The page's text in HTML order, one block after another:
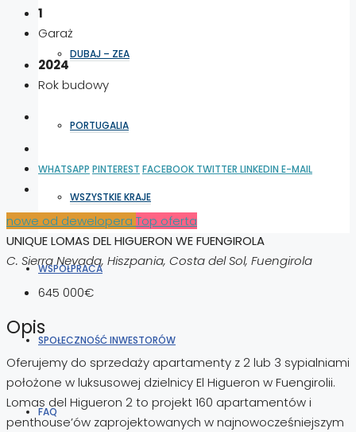
DUBAJ – ZEA
PORTUGALIA
WSZYSTKIE KRAJE
WSPÓŁPRACA
SPOŁECZNOŚĆ INWESTORÓW
FAQ
1
Garaż
2024
Rok budowy
WHATSAPP PINTEREST FACEBOOK TWITTER LINKEDIN E-MAIL
nowe od dewelopera Top oferta
UNIQUE LOMAS DEL HIGUERON WE FUENGIROLA
C. Sierra Nevada, Hiszpania, Costa del Sol, Fuengirola
645 000€
Opis
Oferujemy do sprzedaży apartamenty z 2 lub 3 sypialniami
położone w luksusowej dzielnicy El Higueron w Fuengirolii.
Lomas del Higueron 2 to projekt 160 apartamentów i
penthouse’ów zaprojektowanych w najnowocześniejszym